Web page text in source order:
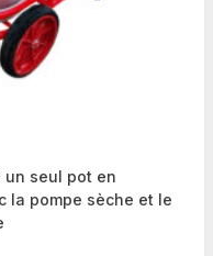
un seul pot en
la pompe sèche et le